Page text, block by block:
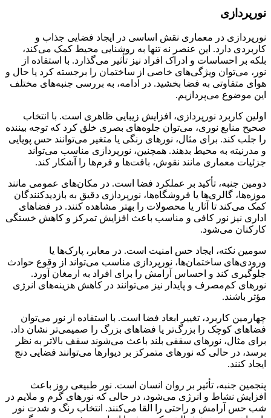
نورپردازی
نورپردازی در معماری نقش اساسی در ایجاد فضایی جذاب و
کاربردی دارد. این عنصر نه تنها به روشنایی محیط کمک می‌کند،
بلکه بر احساسات و ادراک افراد نیز تأثیر می‌گذارد. با استفاده از
نور، می‌توان ویژگی‌های خاصی از ساختمان را برجسته کرد یا حال و
هوای متفاوتی به فضا بخشید. در ادامه، به بررسی جنبه‌های مختلف
این موضوع می‌پردازیم.
اولین کاربرد نورپردازی، افزایش زیبایی ظاهری است. با انتخاب
صحیح منابع نوری، می‌توان جلوه‌های بصری خلق کرد که توجه بیننده
را جلب کند. برای مثال، نورهای رنگی یا متغیر می‌توانند حس پویایی
و مدرنیته به محیط بدهند. همچنین، نورپردازی مناسب می‌تواند
جزئیات معماری مانند نقوش، بافت‌ها و فرم‌ها را آشکار کند.
دومین جنبه، تأکید بر عملکرد فضا است. در مکان‌های عمومی مانند
موزه‌ها، گالری‌ها یا فروشگاه‌ها، نورپردازی دقیق به بازدیدکنندگان
کمک می‌کند تا آثار یا محصولات را بهتر مشاهده کنند. در فضاهای
اداری نیز نور کافی و مناسب باعث افزایش تمرکز و کاهش خستگی
کارکنان می‌شود.
سومین نکته، ایجاد حس امنیت است. در معابر، پارک‌ها یا
ورودی‌های ساختمان‌ها، نورپردازی مناسب می‌تواند از وقوع حوادث
جلوگیری کند و احساس آرامش را برای افراد به ارمغان آورد.
نورهای کم‌مصرف و پایدار نیز می‌توانند در کاهش هزینه‌های انرژی
مؤثر باشند.
چهارمین کاربرد، تغییر ابعاد فضا است. با استفاده از نور می‌توان
فضاهای کوچک را بزرگ‌تر یا فضاهای بزرگ را صمیمی‌تر نشان داد.
برای مثال، نورهای سقفی بلند باعث می‌شوند سقف بالاتر به نظر
برسد، در حالی که نورهای متمرکز بر دیوارها می‌توانند فضایی دنج
ایجاد کنند.
پنجمین جنبه، تأثیر بر روان انسان است. نور طبیعی روز باعث
افزایش نشاط و انرژی می‌شود، در حالی که نورهای گرم و ملایم در
شب حس آرامش و راحتی را القا می‌کنند. انتخاب رنگ و شدت نور